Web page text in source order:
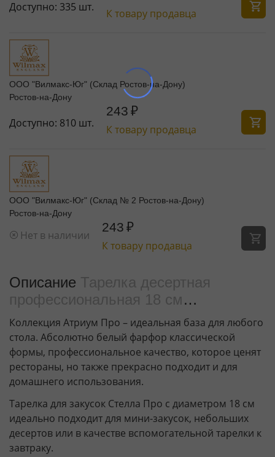
Доступно: 335 шт. К товару продавца
ООО "Вилмакс-Юг" (Склад Ростов-на-Дону)
Ростов-на-Дону
Доступно: 810 шт.
243 ₽
К товару продавца
ООО "Вилмакс-Юг" (Склад № 2 Ростов-на-Дону)
Ростов-на-Дону
Нет в наличии
243 ₽
К товару продавца
Описание Тарелка десертная
профессиональная 18 см
WL‑991177/A
Коллекция Атриум Про – идеальная база для любого
стола. Абсолютно белый фарфор классической
формы, профессиональное качество, которое ценят
рестораны, но также прекрасно подходит и для
домашнего использования.
Тарелка для закусок Стелла Про с диаметром 18 см
идеально подходит для мини-закусок, небольших
десертов или в качестве вспомогательной тарелки к
завтраку.